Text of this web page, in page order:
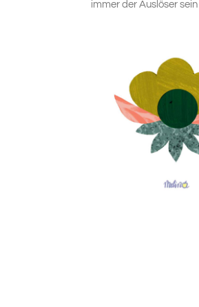
immer der Auslöser